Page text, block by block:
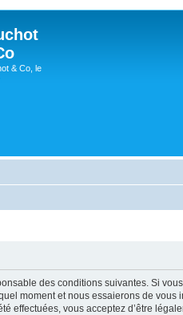
& Co, le
des conditions suivantes. Si
moment et nous essaierons de vous
effectuées, vous acceptez d’être